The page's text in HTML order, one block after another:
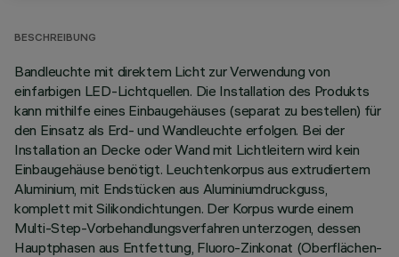
BESCHREIBUNG
Bandleuchte mit direktem Licht zur Verwendung von
einfarbigen LED-Lichtquellen. Die Installation des Produkts
kann mithilfe eines Einbaugehäuses (separat zu bestellen) für
den Einsatz als Erd- und Wandleuchte erfolgen. Bei der
Installation an Decke oder Wand mit Lichtleitern wird kein
Einbaugehäuse benötigt. Leuchtenkorpus aus extrudiertem
Aluminium, mit Endstücken aus Aluminiumdruckguss,
komplett mit Silikondichtungen. Der Korpus wurde einem
Multi-Step-Vorbehandlungsverfahren unterzogen, dessen
Hauptphasen aus Entfettung, Fluoro-Zinkonat (Oberflächen-